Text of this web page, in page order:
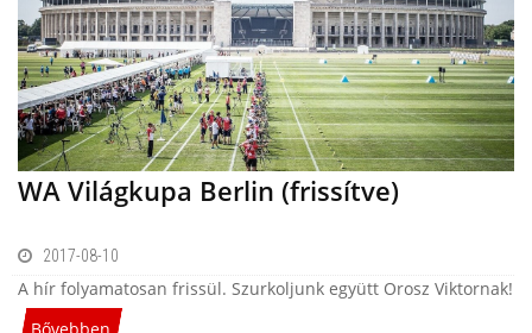
WA Világkupa Berlin (frissítve)
2017-08-10
A hír folyamatosan frissül. Szurkoljunk együtt Orosz Viktornak!